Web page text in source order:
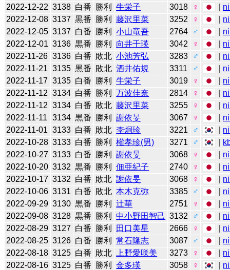
2022-12-22 3138 白番 勝利 牛栄子 3018 ♀
2022-12-08 3137 黒番 勝利 藤沢里菜 3252 ♀
2022-12-05 3137 白番 勝利 小山竜吾 2764 ♂
2022-12-01 3136 黒番 勝利 向井千瑛 3042 ♀
2022-11-26 3136 白番 敗北 小池芳弘 3283 ♂
2022-11-21 3135 黒番 敗北 酒井佑規 3311 ♂
2022-11-17 3135 白番 勝利 牛栄子 3019 ♀
2022-11-12 3134 白番 勝利 万波佳奈 2814 ♀
2022-11-12 3134 白番 敗北 藤沢里菜 3255 ♀
2022-11-11
3134 黒番 勝利 謝依旻 3067 ♀
2022-11-01 3133 白番 敗北 李炯珍 3221 ♂
2022-10-28 3133 白番 勝利 權孝珍(男) 3271 ♂
2022-10-27 3133 白番 勝利 謝依旻 3068 ♀
2022-10-20 3132 黒番 勝利 佃亜紀子 2740 ♀
2022-10-17 3132 白番 敗北 謝依旻 3068 ♀
2022-10-06 3131 白番 敗北 本木克弥 3385 ♂
2022-09-29 3130 黒番 勝利 辻華 2751 ♀
2022-09-08 3128 黒番 勝利 中小野田智己 3132 ♂
2022-08-29 3127 白番 勝利 田口美星 2666 ♀
2022-08-25 3126 白番 勝利 常石隆志 3087 ♂
2022-08-18 3125 白番 敗北 上野愛咲美 3273 ♀
2022-08-16 3125 白番 勝利 金多瑛 3058 ♀